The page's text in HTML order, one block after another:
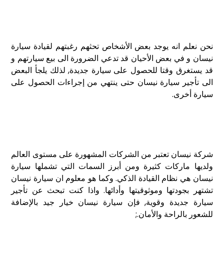
نحن نعلم انه يوجد بعض الأشخاص تحثهم رغبتهم لقيادة سيارة
نيسان و في بعض الأحيان قد تدعي الضرورة الى بيع سيارتهم و
قد يستغرق وقتا للحصول على سيارة جديدة, لذلك يلجأ البعض
الى تأجير سيارة نيسان حتى ينتهي من إجراءات الحصول على
سيارة أخرى.
شركة نيسان تعتبر من الشركات المشهورة على مستوى العالم
ولديها ماركات كثيرة ومن أبرز السمات التي تشملها سيارة
نيسان هي نظام القيادة الذكي. وكما هو معلوم ان سيارة نيسان
تشتهر بجودتها وموثوقيتها وأدائها. واذا كنت تبحث عن تأجير
سيارة جديدة وقوية, فإن سيارة نيسان خيار جيد بالإضافة
للشعور بالراحة والأمان.;